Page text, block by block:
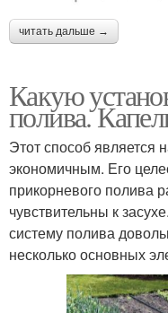
читать дальше →
Какую
полива.
Этот способ
экономичным. Его
прикорневого полива
чувствительны к
систему полива
несколько основных